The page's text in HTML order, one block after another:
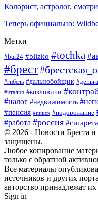
Колорист, астролог,
Теперь официально:
Метки
#bar24 #blizko #tochka
#брест
#гибель #дальнобойщик #деньга
#италия #козловичи
#налог #недвижимость
#пенсия #пинск #подорожание
#работа #россия #сигарета
© 2026 - Новости Бреста и
защищены.
Любое копирование
только с обратной
Все материалы
источников и других
авторство принадлежат
Sign in